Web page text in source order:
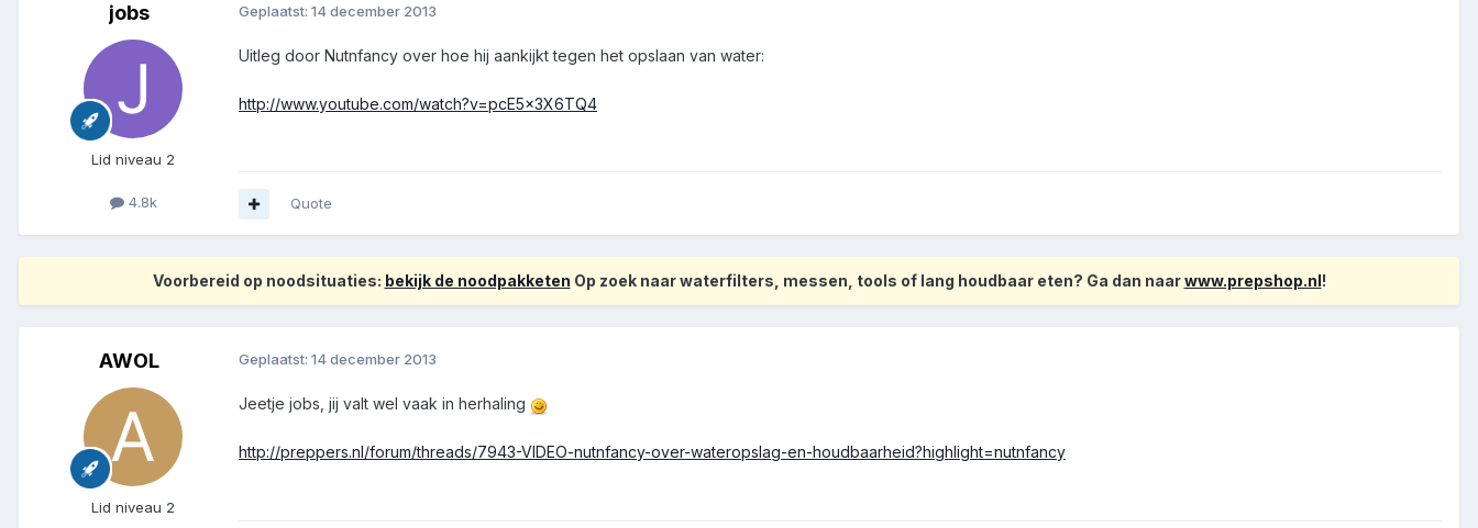
jobs
Lid niveau 2
4.8k
Geplaatst: 14 december 2013
Uitleg door Nutnfancy over hoe hij aankijkt tegen het opslaan van water:
http://www.youtube.com/watch?v=pcE5x3X6TQ4
Quote
Voorbereid op noodsituaties: bekijk de noodpakketen Op zoek naar waterfilters, messen, tools of lang houdbaar eten? Ga dan naarwww.prepshop.nl!
AWOL
Lid niveau 2
Geplaatst: 14 december 2013
Jeetje jobs, jij valt wel vaak in herhaling
http://preppers.nl/forum/threads/7943-VIDEO-nutnfancy-over-wateropslag-en-houdbaarheid?highlight=nutnfancy